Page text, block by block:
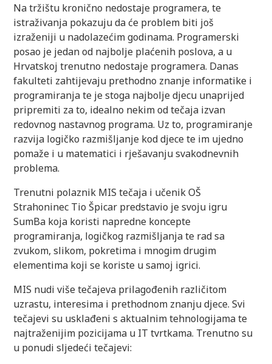
Na tržištu kronično nedostaje programera, te
istraživanja pokazuju da će problem biti još
izraženiji u nadolazećim godinama. Programerski
posao je jedan od najbolje plaćenih poslova, a u
Hrvatskoj trenutno nedostaje programera. Danas
fakulteti zahtijevaju prethodno znanje informatike i
programiranja te je stoga najbolje djecu unaprijed
pripremiti za to, idealno nekim od tečaja izvan
redovnog nastavnog programa. Uz to, programiranje
razvija logičko razmišljanje kod djece te im ujedno
pomaže i u matematici i rješavanju svakodnevnih
problema.
Trenutni polaznik MIS tečaja i učenik OŠ
Strahoninec Tio Špicar predstavio je svoju igru
SumBa koja koristi napredne koncepte
programiranja, logičkog razmišljanja te rad sa
zvukom, slikom, pokretima i mnogim drugim
elementima koji se koriste u samoj igrici.
MIS nudi više tečajeva prilagođenih različitom
uzrastu, interesima i prethodnom znanju djece. Svi
tečajevi su usklađeni s aktualnim tehnologijama te
najtraženijim pozicijama u IT tvrtkama. Trenutno su
u ponudi sljedeći tečajevi: